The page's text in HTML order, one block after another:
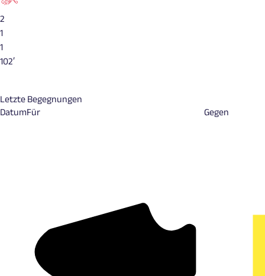
2
1
1
102′
Letzte Begegnungen
DatumFür Gegen